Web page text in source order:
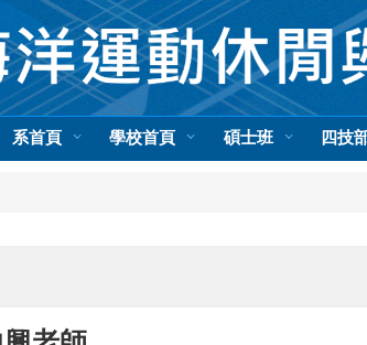
系首頁 學校首頁 碩士班 四技